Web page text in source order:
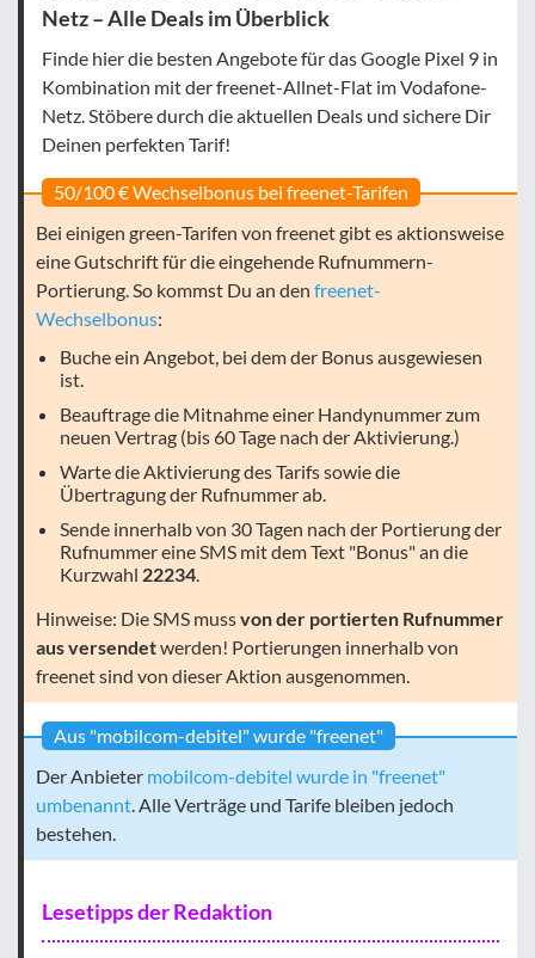
Netz – Alle Deals im Überblick
Finde hier die besten Angebote für das Google Pixel 9 in
Kombination mit der freenet-Allnet-Flat im Vodafone-
Netz. Stöbere durch die aktuellen Deals und sichere Dir
Deinen perfekten Tarif!
50/100 € Wechselbonus bei freenet-Tarifen
Bei einigen green-Tarifen von freenet gibt es aktionsweise
eine Gutschrift für die eingehende Rufnummern-
Portierung. So kommst Du an den freenet-
Wechselbonus:
Buche ein Angebot, bei dem der Bonus ausgewiesen
ist.
Beauftrage die Mitnahme einer Handynummer zum
neuen Vertrag (bis 60 Tage nach der Aktivierung.)
Warte die Aktivierung des Tarifs sowie die
Übertragung der Rufnummer ab.
Sende innerhalb von 30 Tagen nach der Portierung der
Rufnummer eine SMS mit dem Text "Bonus" an die
Kurzwahl 22234.
Hinweise: Die SMS mussvon der portierten Rufnummer
aus versendetwerden! Portierungen innerhalb von
freenet sind von dieser Aktion ausgenommen.
Aus "mobilcom-debitel" wurde "freenet"
Der Anbieter mobilcom-debitel wurde in "freenet"
umbenannt. Alle Verträge und Tarife bleiben jedoch
bestehen.
Lesetipps der Redaktion